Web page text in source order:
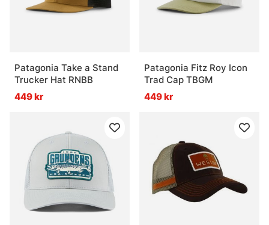
Patagonia Take a Stand
Trucker Hat RNBB
449 kr
Patagonia Fitz Roy Icon
Trad Cap TBGM
449 kr